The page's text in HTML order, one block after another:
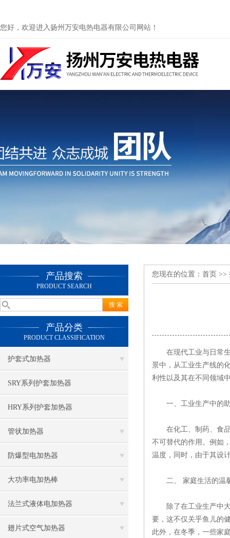
您好，欢迎进入扬州万安电热电器有限公司网站！
产品搜索
PRODUCT SEARCH
产品分类
PRODUCT CLASSIFICATION
护套式加热器
SRY系列护套加热器
HRY系列护套加热器
管状加热器
防爆型电加热器
大功率电加热棒
法兰式液体电加热器
翅片式空气加热器
您现在的位置： 首页 >>
在现代工业与日常生
景中，从工业生产线的
利性以及其在不同领域
一、工业生产中的
在化工、制药、食品
不可替代的作用。例如
温度，同时，由于其设
二、 家庭生活的温
除了在工业生产中大
要，这不仅关乎鱼儿的
此外，在冬季，一些家